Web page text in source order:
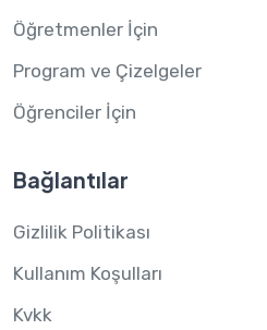
Öğretmenler İçin
Program ve Çizelgeler
Öğrenciler İçin
Bağlantılar
Gizlilik Politikası
Kullanım Koşulları
Kvkk